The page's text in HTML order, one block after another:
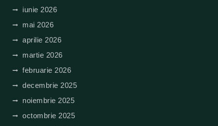
iunie 2026
mai 2026
aprilie 2026
martie 2026
februarie 2026
decembrie 2025
noiembrie 2025
octombrie 2025